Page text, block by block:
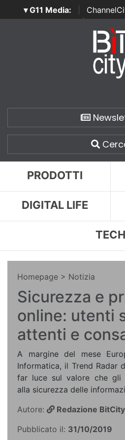
▾ G11 Media:
SecurityOpenLab | Italian
Italian
PRODOTTI
DIGITAL LIFE
TECH
Homepage > Notizia
Sicurezza e
online: utenti
attenti e
A margine del mese
Informatica, il Trend Radar
far luce sul valore che gli
alla sicurezza delle
Autore:
Redazione BitCity
Pubblicato il: 31/10/2019